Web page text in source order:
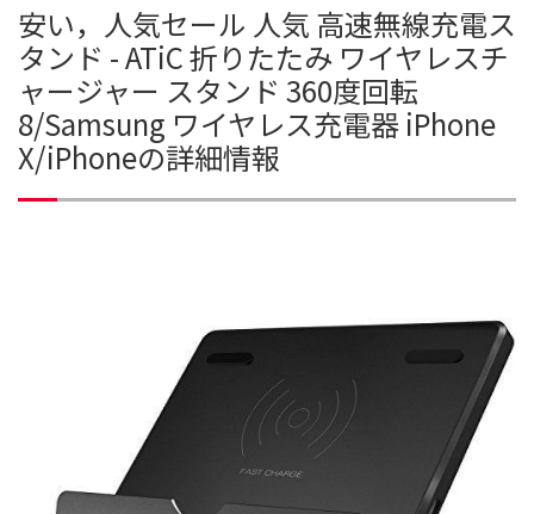
安い，人気セール 人気 高速無線充電ス
タンド - ATiC 折りたたみ ワイヤレスチ
ャージャー スタンド 360度回転
8/Samsung ワイヤレス充電器 iPhone
X/iPhoneの詳細情報